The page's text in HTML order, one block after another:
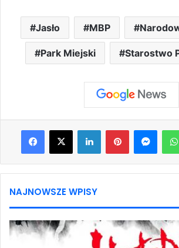
Jasło MBP
Park Miejski Starostwo
Facebook
X LinkedInPinterest
NAJNOWSZE WPISY